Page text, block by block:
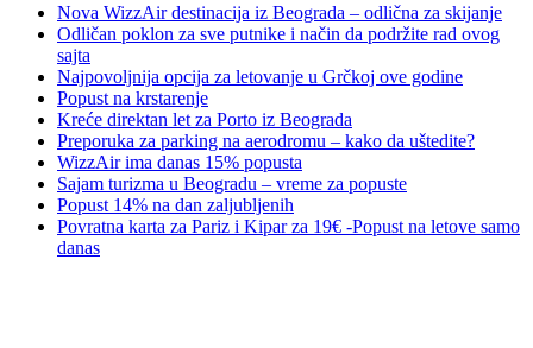
Nova WizzAir destinacija iz Beograda – odlična za skijanje
Odličan poklon za sve putnike i način da podržite rad ovog
sajta
Najpovoljnija opcija za letovanje u Grčkoj ove godine
Popust na krstarenje
Kreće direktan let za Porto iz Beograda
Preporuka za parking na aerodromu – kako da uštedite?
WizzAir ima danas 15% popusta
Sajam turizma u Beogradu – vreme za popuste
Popust 14% na dan zaljubljenih
Povratna karta za Pariz i Kipar za 19€ -Popust na letove samo
danas